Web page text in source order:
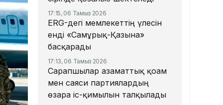
17:15, 06 Тамыз 2026
ERG-дегі мемлекеттің үлесін
енді «Самұрық-Қазына»
басқарады
17:13, 06 Тамыз 2026
Сарапшылар азаматтық қоғам
мен саяси партиялардың
өзара іс-қимылын талқылады